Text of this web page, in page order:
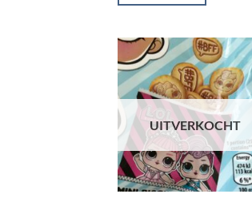
UITVERKOCHT